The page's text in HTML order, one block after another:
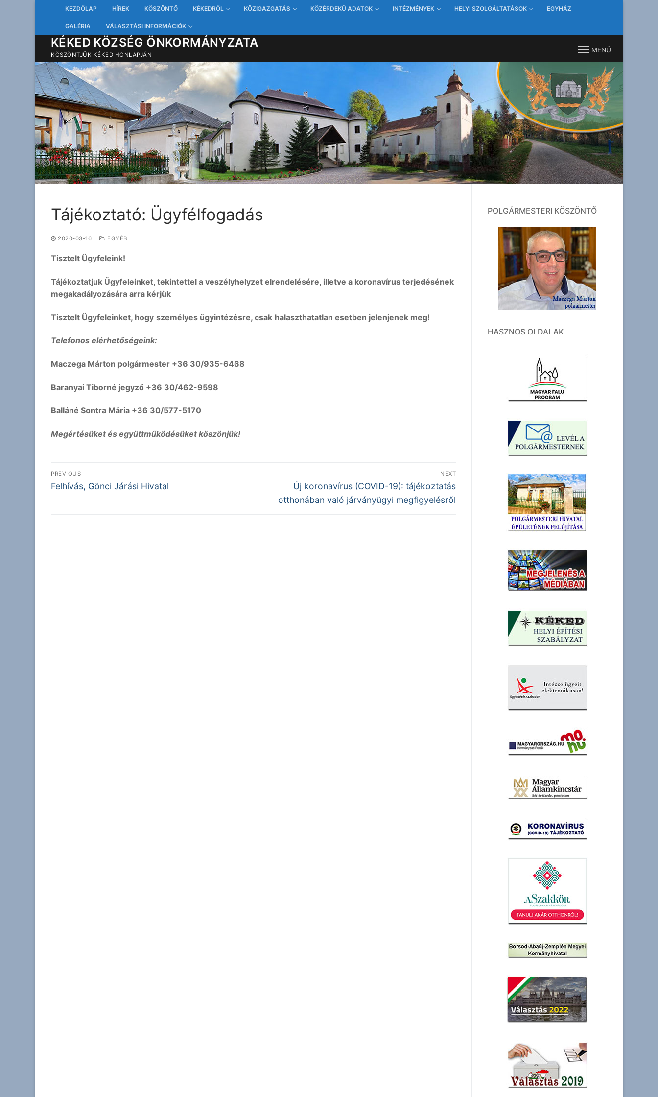
tartalomra
KEZDŐLAP HÍREK KÖSZÖNTŐ KÉKEDRŐL KÖZIGAZGATÁS KÖZÉRDEKŰ ADATOK INTÉZMÉNYEK HELYI SZOLGÁLTATÁSOK EGYHÁZ
GALÉRIA VÁLASZTÁSI INFORMÁCIÓK
KÉKED KÖZSÉG ÖNKORMÁNYZATA
KÖSZÖNTJÜK KÉKED HONLAPJÁN
MENÜ
Tájékoztató: Ügyfélfogadás
2020-03-16 EGYÉB
Tisztelt Ügyfeleink!
Tájékoztatjuk Ügyfeleinket, tekintettel a veszélyhelyzet elrendelésére, illetve a koronavírus terjedésének
megakadályozására arra kérjük
Tisztelt Ügyfeleinket, hogy személyes ügyintézésre, csak halaszthatatlan esetben jelenjenek meg!
Telefonos elérhetőségeink:
Maczega Márton polgármester +36 30/935-6468
Baranyai Tiborné jegyző +36 30/462-9598
Balláné Sontra Mária +36 30/577-5170
Megértésüket és együttműködésüket köszönjük!
Bejegyzés
navigáció
PREVIOUS
Previous
Felhívás, Gönci Járási Hivatal
NEXT
Next
post:
Új koronavírus (COVID-19): tájékoztatás
otthonában való járványügyi megfigyelésről
POLGÁRMESTERI KÖSZÖNTŐ
HASZNOS OLDALAK